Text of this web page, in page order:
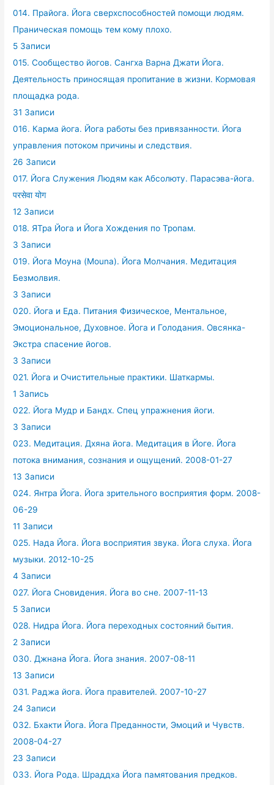
014. Прайога. Йога сверхспособностей помощи людям.
Праническая помощь тем кому плохо.
5 Записи
015. Сообщество йогов. Сангха Варна Джати Йога.
Деятельность приносящая пропитание в жизни. Кормовая
площадка рода.
31 Записи
016. Карма йога. Йога работы без привязанности. Йога
управления потоком причины и следствия.
26 Записи
017. Йога Служения Людям как Абсолюту. Парасэва-йога.
परसेवा योग
12 Записи
018. ЯТра Йога и Йога Хождения по Тропам.
3 Записи
019. Йога Моуна (Mouna). Йога Молчания. Медитация
Безмолвия.
3 Записи
020. Йога и Еда. Питания Физическое, Ментальное,
Эмоциональное, Духовное. Йога и Голодания. Овсянка-
Экстра спасение йогов.
3 Записи
021. Йога и Очистительные практики. Шаткармы.
1 Запись
022. Йога Мудр и Бандх. Спец упражнения йоги.
3 Записи
023. Медитация. Дхяна йога. Медитация в Йоге. Йога
потока внимания, сознания и ощущений. 2008-01-27
13 Записи
024. Янтра Йога. Йога зрительного восприятия форм. 2008-
06-29
11 Записи
025. Нада Йога. Йога восприятия звука. Йога слуха. Йога
музыки. 2012-10-25
4 Записи
027. Йога Сновидения. Йога во сне. 2007-11-13
5 Записи
028. Нидра Йога. Йога переходных состояний бытия.
2 Записи
030. Джнана Йога. Йога знания. 2007-08-11
13 Записи
031. Раджа йога. Йога правителей. 2007-10-27
24 Записи
032. Бхакти Йога. Йога Преданности, Эмоций и Чувств.
2008-04-27
23 Записи
033. Йога Рода. Шраддха Йога памятования предков.